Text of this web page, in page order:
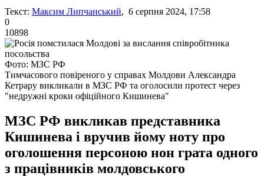
Текст: Максим Липчанський, 6 серпня 2024, 17:58
0
10898
Фото: МЗС РФ
Тимчасового повіреного у справах Молдови Александра
Кетрару викликали в МЗС РФ та оголосили протест через
"недружні кроки офіційного Кишинева"
МЗС РФ викликав представника
Кишинева і вручив йому ноту про
оголошення персоною нон грата одного
з працівників молдовського